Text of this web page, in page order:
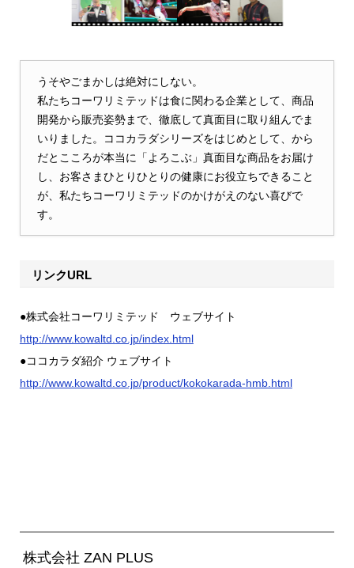
うそやごまかしは絶対にしない。
私たちコーワリミテッドは食に関わる企業として、商品
開発から販売姿勢まで、徹底して真面目に取り組んでま
いりました。ココカラダシリーズをはじめとして、から
だとこころが本当に「よろこぶ」真面目な商品をお届け
し、お客さまひとりひとりの健康にお役立ちできること
が、私たちコーワリミテッドのかけがえのない喜びで
す。
リンクURL
●株式会社コーワリミテッド ウェブサイト
http://www.kowaltd.co.jp/index.html
●ココカラダ紹介 ウェブサイト
http://www.kowaltd.co.jp/product/kokokarada-hmb.html
株式会社 ZAN PLUS